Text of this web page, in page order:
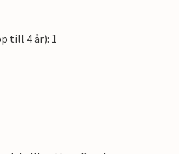
till 4 år): 1